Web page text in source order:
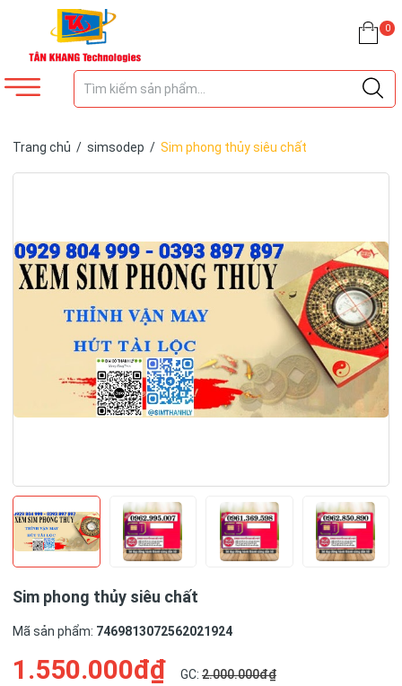
0
Trang chủ / simsodep / Sim phong thủy siêu chất
Sim phong thủy siêu chất
Mã sản phẩm: 7469813072562021924
1.550.000đ₫ GC: 2.000.000đ₫